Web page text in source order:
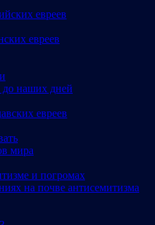
евреев
евреев
до наших дней
евреев
мира
и погромах
на почве антисемитизма